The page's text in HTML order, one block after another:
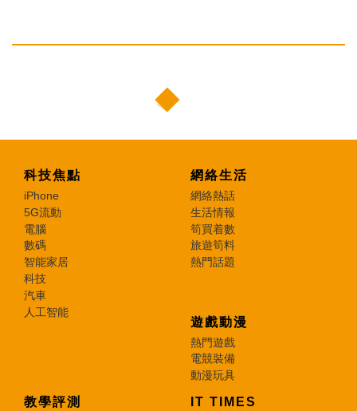
科技焦點
iPhone
5G流動
電腦
數碼
智能家居
科技
汽車
人工智能
網絡生活
網絡熱話
生活情報
筍買着數
旅遊筍料
熱門話題
遊戲動漫
熱門遊戲
電競裝備
動漫玩具
教學評測 IT TIMES